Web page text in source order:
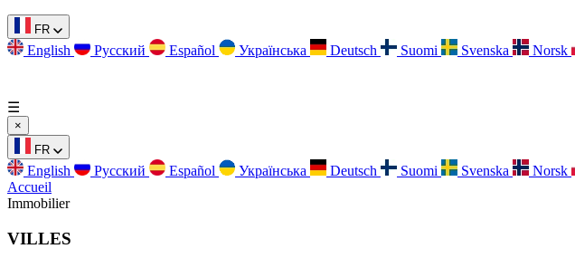
FR
English Русский Español Українська Deutsch Suomi Svenska Norsk
☰
×
FR
English Русский Español Українська Deutsch Suomi Svenska Norsk
Accueil
Immobilier
VILLES